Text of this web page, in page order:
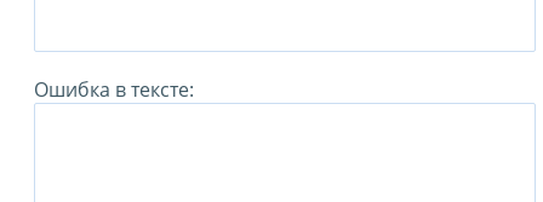
Ошибка в тексте: